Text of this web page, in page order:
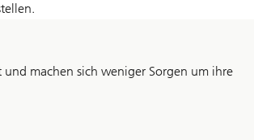
machen sich weniger Sorgen um ihre